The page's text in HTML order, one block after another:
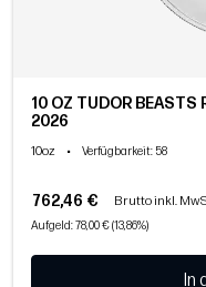
10 OZ TUDOR BEASTS
2026
10oz • Verfügbarkeit: 58
762,46 € Brutto inkl.
Aufgeld: 78,00 € (13,86%)
In